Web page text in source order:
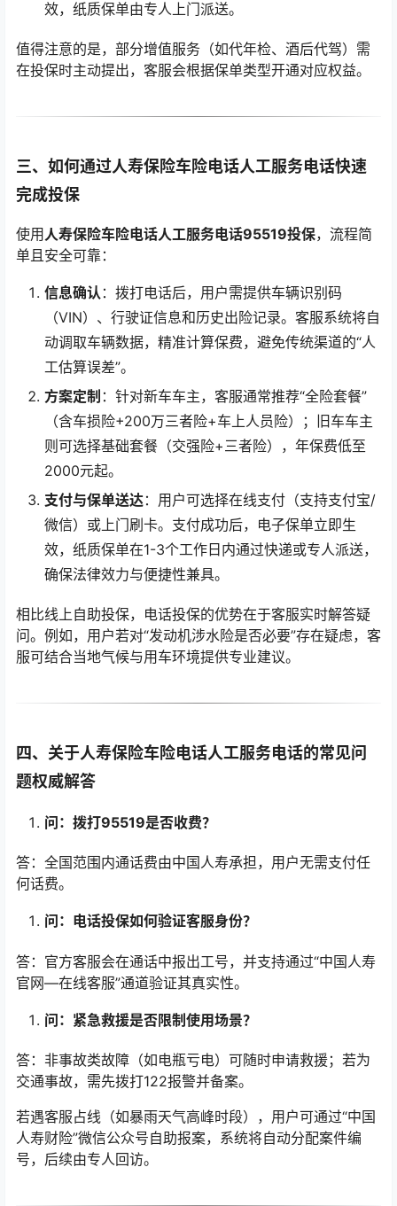
效，纸质保单由专人上门派送。
值得注意的是，部分增值服务（如代年检、酒后代驾）需
在投保时主动提出，客服会根据保单类型开通对应权益。
三、如何通过人寿保险车险电话人工服务电话快速
完成投保
使用 人寿保险车险电话人工服务电话95519投保，流程简
单且安全可靠：
信息确认 ：拨打电话后，用户需提供车辆识别码
（VIN）、行驶证信息和历史出险记录。客服系统将自
动调取车辆数据，精准计算保费，避免传统渠道的“人
工估算误差”。
方案定制 ：针对新车车主，客服通常推荐“全险套餐”
（含车损险+200万三者险+车上人员险）；旧车车主
则可选择基础套餐（交强险+三者险），年保费低至
2000元起。
支付与保单送达：用户可选择在线支付（支持支付宝/
微信）或上门刷卡。支付成功后，电子保单立即生
效，纸质保单在1-3个工作日内通过快递或专人派送，
确保法律效力与便捷性兼具。
相比线上自助投保，电话投保的优势在于客服实时解答疑
问。例如，用户若对“发动机涉水险是否必要”存在疑虑，客
服可结合当地气候与用车环境提供专业建议。
四、关于人寿保险车险电话人工服务电话的常见问
题权威解答
问：拨打95519是否收费？
答：全国范围内通话费由中国人寿承担，用户无需支付任
何话费。
问：电话投保如何验证客服身份？
答：官方客服会在通话中报出工号，并支持通过“中国人寿
官网—在线客服”通道验证其真实性。
问：紧急救援是否限制使用场景？
答：非事故类故障（如电瓶亏电）可随时申请救援；若为
交通事故，需先拨打122报警并备案。
若遇客服占线（如暴雨天气高峰时段），用户可通过“中国
人寿财险”微信公众号自助报案，系统将自动分配案件编
号，后续由专人回访。